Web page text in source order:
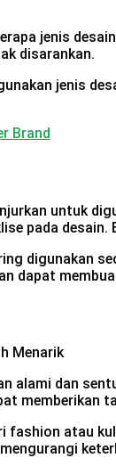
jenis
disarankan.
jenis
Brand
untuk
pada
digunakan
dapat
alami dan
memberikan
atau